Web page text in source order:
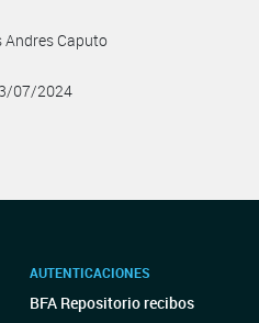
Andres Caputo
07/2024
AUTENTICACIONES
BFA Repositorio recibos